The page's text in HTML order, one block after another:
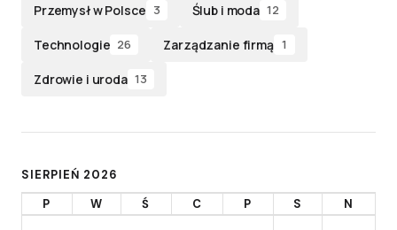
Przemysł w Polsce 3 Ślub i moda 12
Technologie 26 Zarządzanie firmą 1
Zdrowie i uroda 13
SIERPIEŃ 2026
P
W Ś C P S N